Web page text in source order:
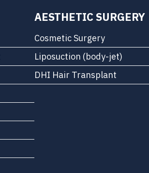
AESTHETIC SURGERY
Cosmetic Surgery
Liposuction (body-jet)
DHI Hair Transplant